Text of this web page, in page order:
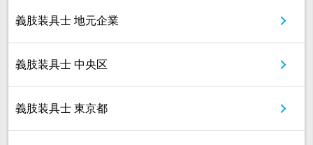
義肢装具士 地元企業
義肢装具士 中央区
義肢装具士 東京都